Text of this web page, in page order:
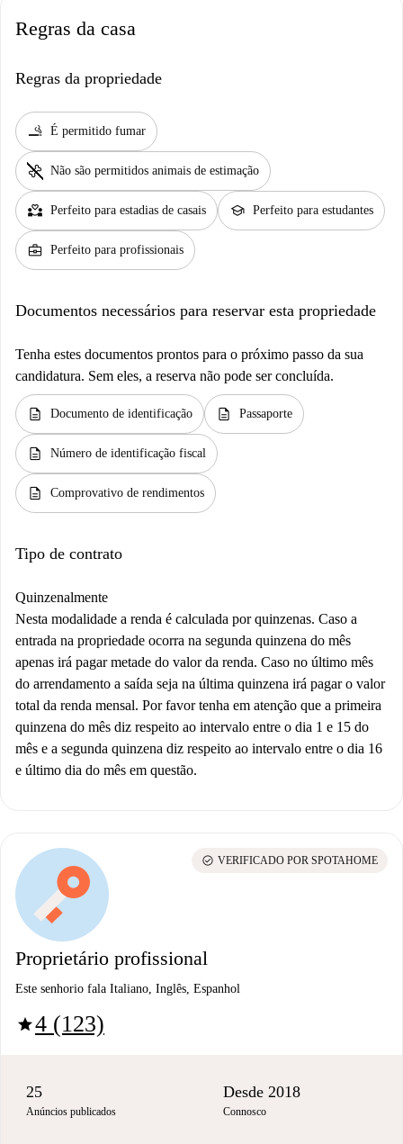
Regras da casa
Regras da propriedade
smoking_rooms É permitido fumar
pet_supplies Não são permitidos animais de estimação
partner_heart Perfeito para estadias de casais school Perfeito para estudantes
business_center Perfeito para profissionais
Documentos necessários para reservar esta propriedade
Tenha estes documentos prontos para o próximo passo da sua
candidatura. Sem eles, a reserva não pode ser concluída.
description Documento de identificação description Passaporte
description Número de identificação fiscal
description Comprovativo de rendimentos
Tipo de contrato
Quinzenalmente
Nesta modalidade a renda é calculada por quinzenas. Caso a
entrada na propriedade ocorra na segunda quinzena do mês
apenas irá pagar metade do valor da renda. Caso no último mês
do arrendamento a saída seja na última quinzena irá pagar o valor
total da renda mensal. Por favor tenha em atenção que a primeira
quinzena do mês diz respeito ao intervalo entre o dia 1 e 15 do
mês e a segunda quinzena diz respeito ao intervalo entre o dia 16
e último dia do mês em questão.
Proprietário profissional
Este senhorio fala Italiano, Inglês, Espanhol
star4 (123)
check_circle VERIFICADO POR SPOTAHOME
25
Anúncios publicados
Desde 2018
Connosco